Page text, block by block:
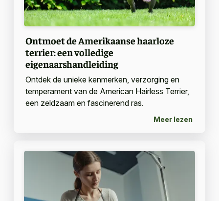
Ontmoet de Amerikaanse haarloze
terrier: een volledige
eigenaarshandleiding
Ontdek de unieke kenmerken, verzorging en
temperament van de American Hairless Terrier,
een zeldzaam en fascinerend ras.
Meer lezen